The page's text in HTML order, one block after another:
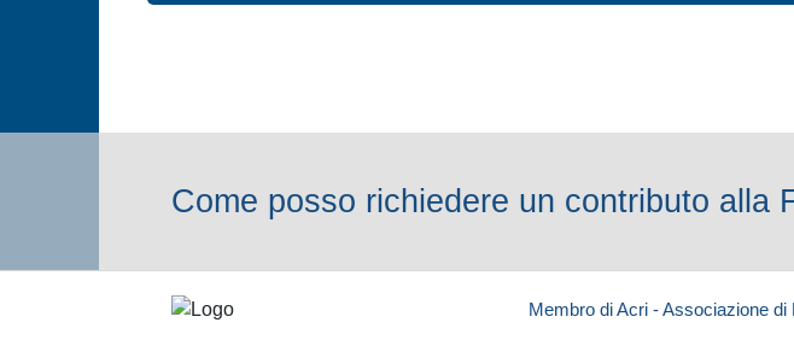
Come posso richiedere un contributo alla
Membro di Acri - Associazione